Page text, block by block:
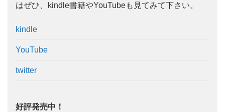
はぜひ、kindle書籍やYouTubeも見てみて下さい。
kindle
YouTube
twitter
好評発売中！